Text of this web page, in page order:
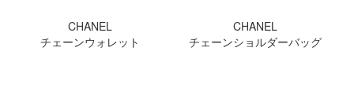
CHANEL
チェーンウォレット
CHANEL
チェーンショルダーバッグ